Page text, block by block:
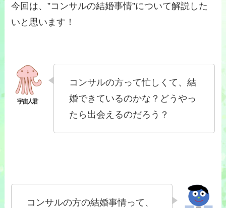
今回は、”コンサルの結婚事情”について解説した
いと思います！
コンサルの方って忙しくて、結
婚できているのかな？どうやっ
たら出会えるのだろう？
コンサルの方の結婚事情って、